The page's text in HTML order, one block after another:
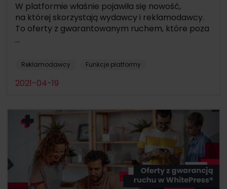
W platformie właśnie pojawiła się nowość,
na której skorzystają wydawcy i reklamodawcy.
To oferty z gwarantowanym ruchem, które poza
...
Reklamodawcy Funkcje platformy
2021-04-19